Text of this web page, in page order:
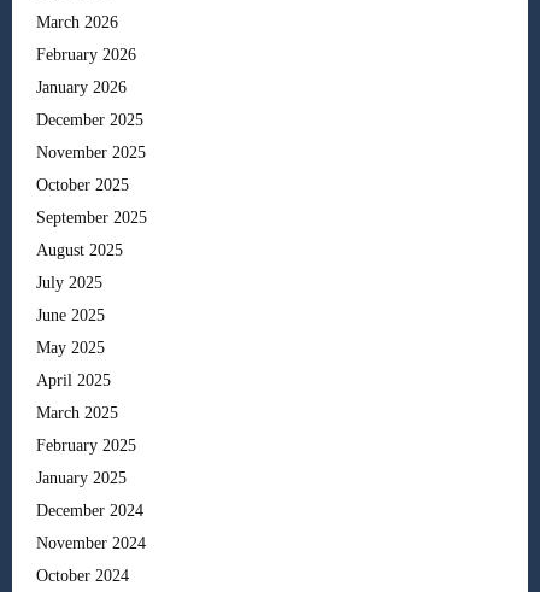
March 2026
February 2026
January 2026
December 2025
November 2025
October 2025
September 2025
August 2025
July 2025
June 2025
May 2025
April 2025
March 2025
February 2025
January 2025
December 2024
November 2024
October 2024